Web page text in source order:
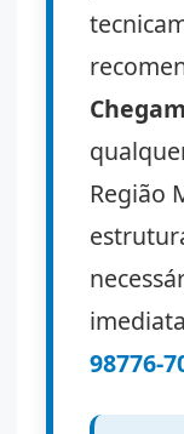
Região
98776-